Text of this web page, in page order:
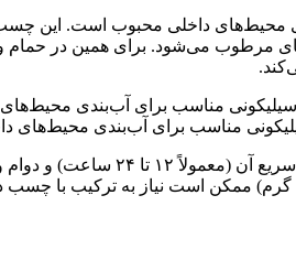
محیط‌های داخلی محبوب است.
مرطوب می‌شود. برای همین در
مناسب برای آب‌بندی محیط‌های
یکی از ویژگی‌های برجسته‌ی
ممکن است نیاز به ترکیب با